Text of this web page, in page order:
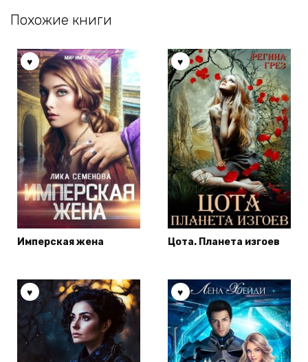
Похожие книги
Имперская жена Цота. Планета изгоев